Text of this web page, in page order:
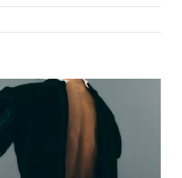
KOR´SIA